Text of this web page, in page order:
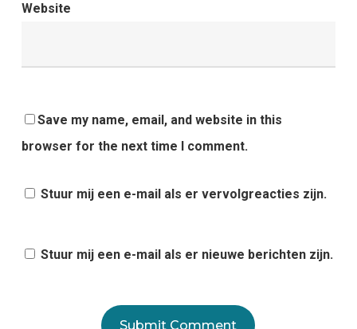
Website
Save my name, email, and website in this
browser for the next time I comment.
Stuur mij een e-mail als er vervolgreacties zijn.
Stuur mij een e-mail als er nieuwe berichten zijn.